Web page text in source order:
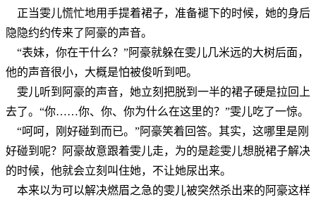
正当雯儿慌忙地用手提着裙子，准备褪下的时候，她的身后
隐隐约约传来了阿豪的声音。
“表妹，你在干什么？”阿豪就躲在雯儿几米远的大树后面，
他的声音很小，大概是怕被俊听到吧。
雯儿听到阿豪的声音，她立刻把脱到一半的裙子硬是拉回上
去了。“你……你、你、你为什么在这里的？”雯儿吃了一惊。
“呵呵，刚好碰到而已。”阿豪笑着回答。其实，这哪里是刚
好碰到呢？阿豪故意跟着雯儿走，为的是趁雯儿想脱裙子解决
的时候，他就会立刻叫住她，不让她尿出来。
本来以为可以解决燃眉之急的雯儿被突然杀出来的阿豪这样